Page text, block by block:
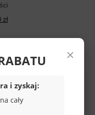
zł
×
i zyskaj:
na cały